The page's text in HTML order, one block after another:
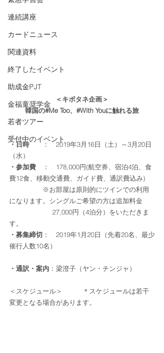
連続講座
カードニュース
関連資料
終了したイベント
助成金PJT
金福童奨学金
若者ツアー
受付中のイベント
＜キボタネ企画＞
韓国の#Me Too、#With Youに触れる旅
・日時 ：　2019年3月16日（土）～3月20日
（水）
・参加費 ：　178,000円(航空券、宿泊4泊、食
費12食、移動交通費、ガイド費、通訳費込み)
※お部屋は原則的にツインでの利用
になります。シングルご希望の方は追加料金
27,000円（4泊分）をいただきま
す。
・募集締切 ：　2019年1月20日（先着20名、最少
催行人数10名）
・通訳・案内 ：梁澄子（ヤン・チンジャ）
＜スケジュール＞　　　＊スケジュールは若干
変更となる場合があります。